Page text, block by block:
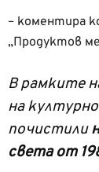
– коментира
„Продуктов
В рамките
на
почистили
света от